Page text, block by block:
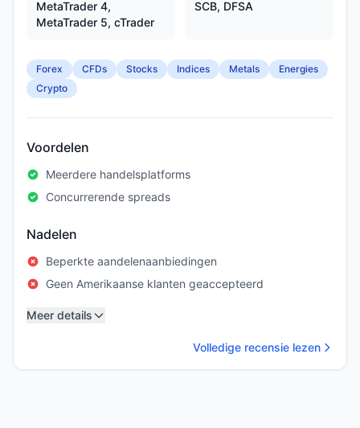
MetaTrader 4,
MetaTrader 5, cTrader
SCB, DFSA
Forex CFDs Stocks Indices Metals
Energies
Crypto
Voordelen
Meerdere handelsplatforms
Concurrerende spreads
Nadelen
Beperkte aandelenaanbiedingen
Geen Amerikaanse klanten geaccepteerd
Meer details
Volledige recensie lezen